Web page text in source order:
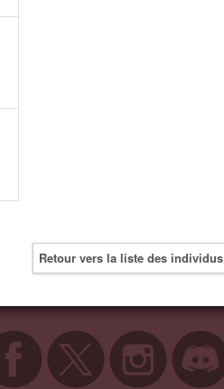
Retour vers la liste des individus